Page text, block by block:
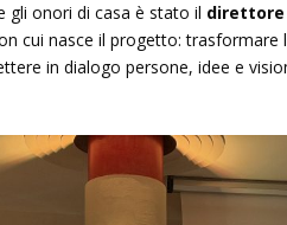
gli onori di casa è stato il direttore
cui nasce il progetto: trasformare
in dialogo persone, idee e